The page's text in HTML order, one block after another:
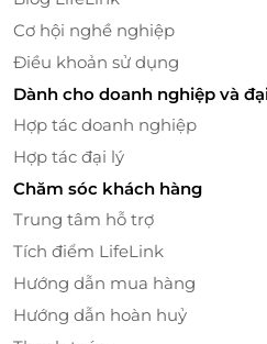
LifeLink – Nền tảng
Cơ hội nghề nghiệp
Điều khoản sử dụng
Dành cho doanh nghiệp và
Hợp tác doanh nghiệp
Hợp tác đại lý
Chăm sóc khách hàng
Trung tâm hỗ trợ
Tích điểm LifeLink
Hướng dẫn mua hàng
Hướng dẫn hoàn huỷ